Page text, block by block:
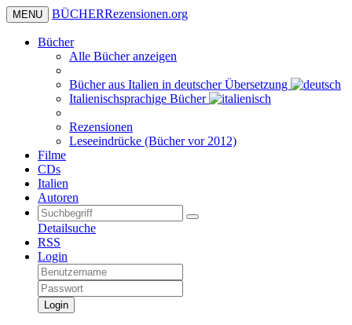
MENU BÜCHERRezensionen.org
Bücher
Alle Bücher anzeigen
Bücher aus Italien in deutscher Übersetzung
Italienischsprachige Bücher
Rezensionen
Leseeindrücke (Bücher vor 2012)
Filme
CDs
Italien
Autoren
Detailsuche
RSS
Login
Login